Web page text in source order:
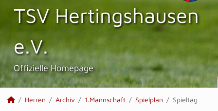
TSV Hertings­hausen
e.V.
Offizielle Homepage
Herren Archiv 1.Mannschaft Spielplan Spieltag